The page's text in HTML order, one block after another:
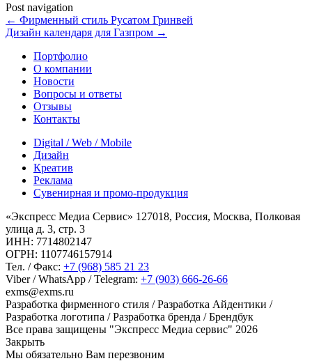
Post navigation
← Фирменный стиль Русатом Гринвей
Дизайн календаря для Газпром →
Портфолио
О компании
Новости
Вопросы и ответы
Отзывы
Контакты
Digital / Web / Mobile
Дизайн
Креатив
Реклама
Сувенирная и промо-продукция
«Экспресс Медиа Сервис» 127018, Россия, Москва, Полковая
улица д. 3, стр. 3
ИНН: 7714802147
ОГРН: 1107746157914
Тел. / Факс: +7 (968) 585 21 23
Viber / WhatsApp / Telegram: +7 (903) 666-26-66
exms@exms.ru
Разработка фирменного стиля / Разработка Айдентики /
Разработка логотипа / Разработка бренда / Брендбук
Все права защищены "Экспресс Медиа сервис" 2026
Закрыть
Мы обязательно Вам перезвоним